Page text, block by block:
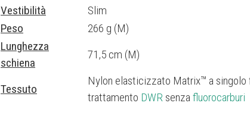
Vestibilità
Slim
Peso
266 g (M)
Lunghezza
schiena
71,5 cm (M)
Tessuto
Nylon elasticizzato Matrix™ a singolo
trattamento DWR senza fluorocarburi